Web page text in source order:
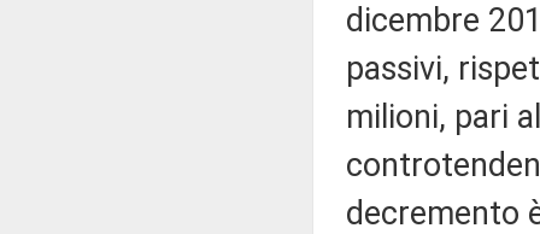
dicembre
passivi,
milioni, pari
decremento